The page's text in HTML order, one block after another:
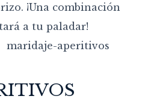
¡Una combinación
a tu paladar!